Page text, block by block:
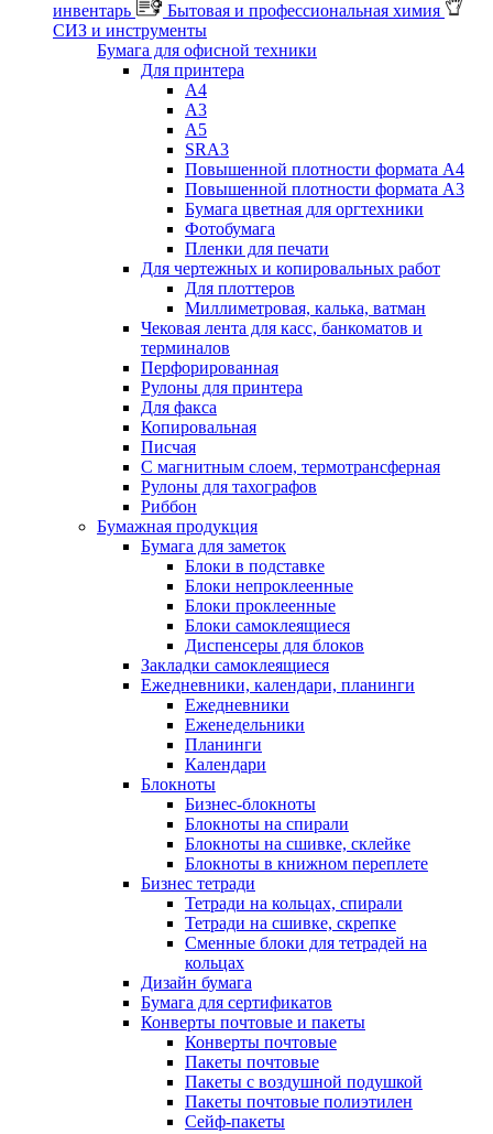
инвентарь
Бытовая и профессиональная химия
СИЗ и инструменты
Бумага для офисной техники
Для принтера
А4
А3
А5
SRA3
Повышенной плотности формата А4
Повышенной плотности формата А3
Бумага цветная для оргтехники
Фотобумага
Пленки для печати
Для чертежных и копировальных работ
Для плоттеров
Миллиметровая, калька, ватман
Чековая лента для касс, банкоматов и
терминалов
Перфорированная
Рулоны для принтера
Для факса
Копировальная
Писчая
С магнитным слоем, термотрансферная
Рулоны для тахографов
Риббон
Бумажная продукция
Бумага для заметок
Блоки в подставке
Блоки непроклеенные
Блоки проклеенные
Блоки самоклеящиеся
Диспенсеры для блоков
Закладки самоклеящиеся
Ежедневники, календари, планинги
Ежедневники
Еженедельники
Планинги
Календари
Блокноты
Бизнес-блокноты
Блокноты на спирали
Блокноты на сшивке, склейке
Блокноты в книжном переплете
Бизнес тетради
Тетради на кольцах, спирали
Тетради на сшивке, скрепке
Сменные блоки для тетрадей на
кольцах
Дизайн бумага
Бумага для сертификатов
Конверты почтовые и пакеты
Конверты почтовые
Пакеты почтовые
Пакеты с воздушной подушкой
Пакеты почтовые полиэтилен
Сейф-пакеты